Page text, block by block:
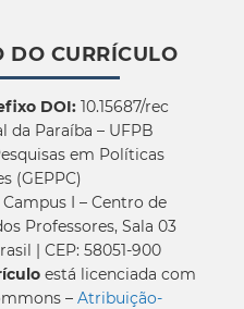
DO CURRÍCULO
DOI:10.15687/rec
da Paraíba – UFPB
em Políticas
(GEPPC)
I – Centro de
Professores, Sala 03
| CEP: 58051-900
está licenciada com
– Atribuição-